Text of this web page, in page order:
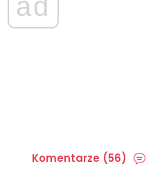
ad
Komentarze (56)